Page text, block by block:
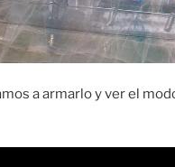
a armarlo y ver el